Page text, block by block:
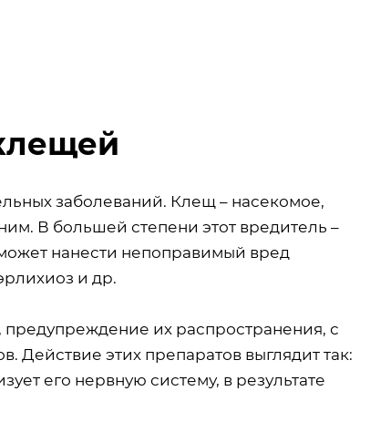
заболеваний. Клещ – насекомое,
В большей степени этот вредитель –
нанести непоправимый вред
и др.
их распространения, с
этих препаратов выглядит так:
его нервную систему, в результате